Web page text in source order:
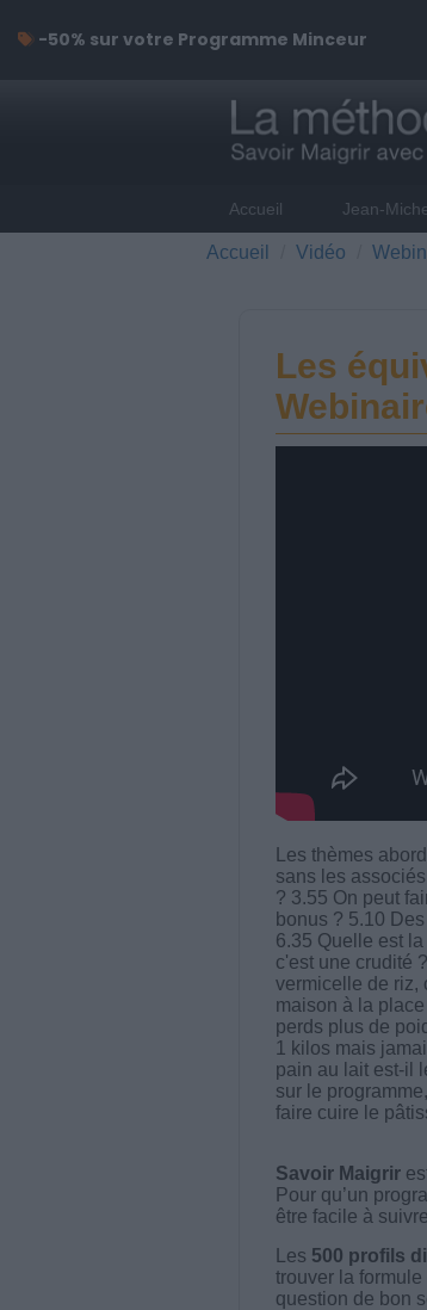
Accueil Jean-
Accueil Vidéo
Les
Les thèmes
sans les
? 3.55 On peut
bonus ? 5.10
6.35 Quelle est
c'est une crudité
vermicelle de riz,
maison à la
perds plus de
1 kilos mais
pain au lait est-il
sur le
faire cuire le
Savoir Maigrir
Pour qu’un
être facile à
Les 500 profils
trouver la
question de bon
-50% sur votre Programme Minceur